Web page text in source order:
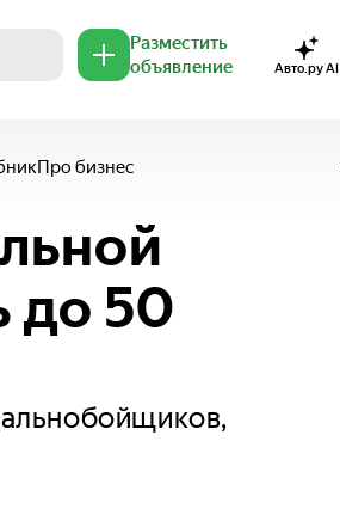
Разместить
объявление
Авто.ру AI
Про бизнес
до 50